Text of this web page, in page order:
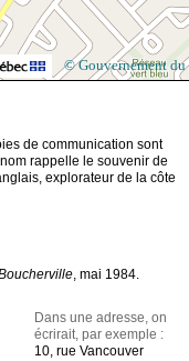
© Gouvernement du
de communication sont
rappelle le souvenir de
explorateur de la côte
, mai 1984.
Dans une adresse, on
écrirait, par exemple :
10, rue Vancouver